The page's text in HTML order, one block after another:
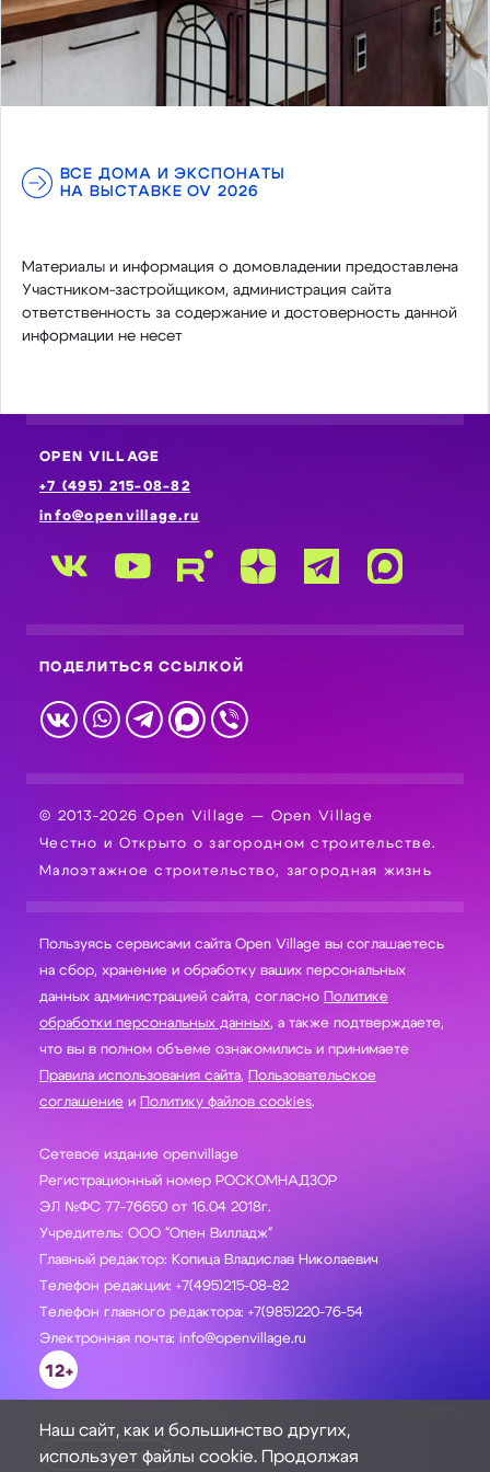
ВСЕ ДОМА И ЭКСПОНАТЫ
НА ВЫСТАВКЕ OV 2026
Материалы и информация о домовладении предоставлена
Участником-застройщиком, администрация сайта
ответственность за содержание и достоверность данной
информации не несет
OPEN VILLAGE
+7 (495) 215-08-82
info@openvillage.ru
ПОДЕЛИТЬСЯ ССЫЛКОЙ
© 2013-2026 Open Village — Open Village
Честно и Открыто о загородном строительстве.
Малоэтажное строительство, загородная жизнь
Пользуясь сервисами сайта Open Village вы соглашаетесь
на сбор, хранение и обработку ваших персональных
данных администрацией сайта, согласно Политике
обработки персональных данных, а также подтверждаете,
что вы в полном объеме ознакомились и принимаете
Правила использования сайта, Пользовательское
соглашение и Политику файлов cookies.
Сетевое издание openvillage
Регистрационный номер РОСКОМНАДЗОР
ЭЛ №ФС 77-76650 от 16.04 2018г.
Учредитель: ООО "Опен Вилладж"
Главный редактор: Копица Владислав Николаевич
Телефон редакции: +7(495)215-08-82
Телефон главного редактора: +7(985)220-76-54
Электронная почта: info@openvillage.ru
12+
ЗАДАТЬ ВОПРОС
Наш сайт, как и большинство других,
использует файлы cookie. Продолжая